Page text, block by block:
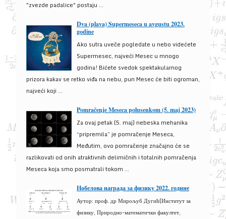
"zvezde padalice" postaju ...
Dva (plava) Supermeseca u avgustu 2023.
godine
Ako sutra uveče pogledate u nebo videćete
Supermesec, najveći Mesec u mnogo
godina! Bićete svedok spektakularnog
prizora kakav se retko viđa na nebu, pun Mesec će biti ogroman,
najveći koji ...
Pomračenje Meseca polusenkom (5. maj 2023)
Za ovaj petak (5. maj) nebeska mehanika
“pripremila” je pomračenje Meseca,
Međutim, ovo pomračenje značajno će se
razlikovati od onih atraktivnih delimičnih i totalnih pomračenja
Meseca koja smo posmatrali tokom ...
Нобелова награда за физику 2022. године
Аутор: проф. др Мирољуб Дугић(Институт за
физику, Природно-математички факултет,